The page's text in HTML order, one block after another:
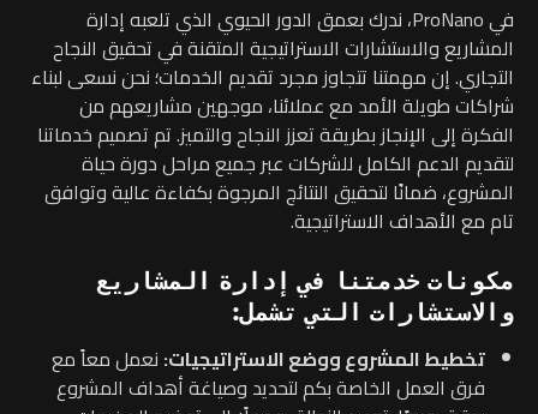
في ProNano، ندرك بعمق الدور الحيوي الذي تلعبه إدارة
المشاريع والاستشارات الاستراتيجية المتقنة في تحقيق النجاح
التجاري. إن مهمتنا تتجاوز مجرد تقديم الخدمات؛ نحن نسعى لبناء
شراكات طويلة الأمد مع عملائنا، موجهين مشاريعهم من
الفكرة إلى الإنجاز بطريقة تعزز النجاح والتميز. تم تصميم خدماتنا
لتقديم الدعم الكامل للشركات عبر جميع مراحل دورة حياة
المشروع، ضمانًا لتحقيق النتائج المرجوة بكفاءة عالية وتوافق
تام مع الأهداف الاستراتيجية.
مكونات خدمتنا في إدارة المشاريع
والاستشارات التي تشمل:
تخطيط المشروع ووضع الاستراتيجيات: نعمل معاً مع
فرق العمل الخاصة بكم لتحديد وصياغة أهداف المشروع